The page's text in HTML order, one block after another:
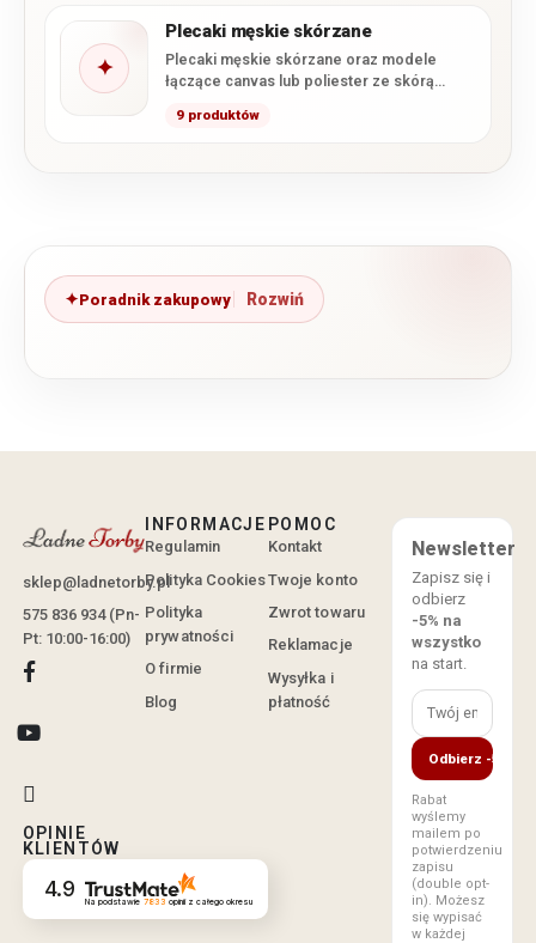
✦
Plecaki męskie skórzane
Plecaki męskie skórzane oraz modele
łączące canvas lub poliester ze skórą
9 produktów
Poradnik zakupowy
sklep@ladnetorby.pl
575 836 934 (Pn-
Pt: 10:00-16:00)
OPINIE
KLIENTÓW
4.9 Na podstawie 7833 opinii z całego okresu
INFORMACJE
Regulamin
Polityka Cookies
Polityka
prywatności
O firmie
Blog
POMOC
Kontakt
Twoje konto
Zwrot towaru
Reklamacje
Wysyłka i
płatność
Newsletter
Zapisz się i
odbierz
-5% na
wszystko
na start.
Odbierz -5%
Rabat
wyślemy
mailem po
potwierdzeniu
zapisu
(double opt-
in). Możesz
się wypisać
w każdej